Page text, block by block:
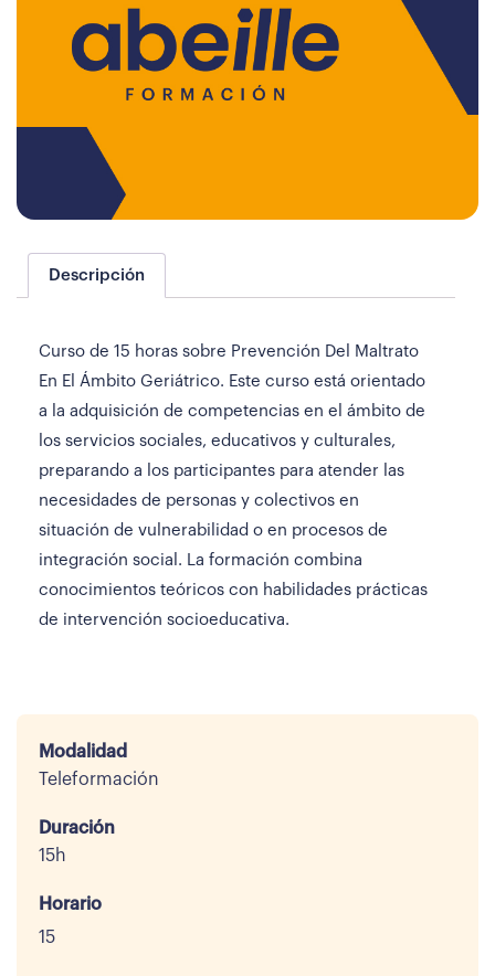
Descripción
Curso de 15 horas sobre Prevención Del Maltrato
En El Ámbito Geriátrico. Este curso está orientado
a la adquisición de competencias en el ámbito de
los servicios sociales, educativos y culturales,
preparando a los participantes para atender las
necesidades de personas y colectivos en
situación de vulnerabilidad o en procesos de
integración social. La formación combina
conocimientos teóricos con habilidades prácticas
de intervención socioeducativa.
Modalidad
Teleformación
Duración
15h
Horario
15